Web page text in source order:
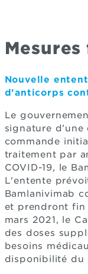
Nouvelle
d'anticorps
Le
signature
commande
traitement par
COVID-19, le
L'entente
Bamlanivimab
et prendront fin
mars 2021, le
des doses
besoins
disponibilité du